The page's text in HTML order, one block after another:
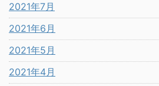
2021年7月
2021年6月
2021年5月
2021年4月